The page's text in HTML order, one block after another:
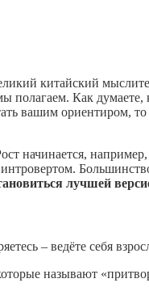
китайский
Как
вашим ориентиром, то
начинается,
лучшей
– ведёте себя
называют